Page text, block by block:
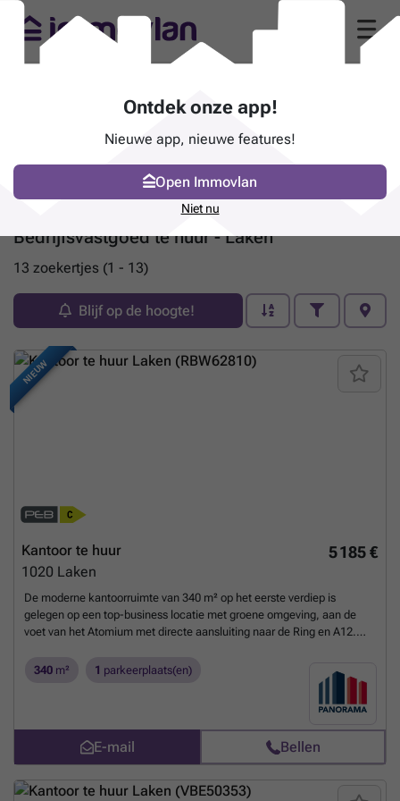
Bedrijfsvastgoed te huur - Laken
13 zoekertjes (1 - 13)
Blijf op de hoogte!
NIEUW
5 185 €
Kantoor te huur
1020 Laken
De moderne kantoorruimte van 340 m² op het eerste verdiep is
gelegen op een top-business locatie met groene omgeving, aan de
voet van het Atomium met directe aansluiting naar de Ring en A12.
Zaventem bevindt zich op slechts 15 min. De ruimte kan opgesplits
worden in 5 units van 68 m². Het prestigieus kantoorgebouw geniet
permanente technische & commerciële ondersteuning en 24/24u
security. Daarnaast is het gebouw voorzien van zonnepanelen,
airconditioning, veel lichtinval en een strakke eigentijdse look. Tevens
is er een zeer ruime parking voorzien van 1.500 parkeerplaatsen (in-
en outdoor) met laadmogelijkheden. Afhankelijk van uw
340 m² 1 parkeerplaats(en)
E-mail Bellen
Ontdek onze app!
Nieuwe app, nieuwe features!
Open Immovlan
Niet nu